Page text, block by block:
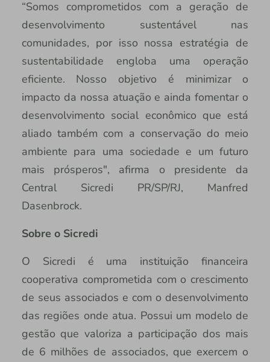
“Somos comprometidos com a geração de
desenvolvimento sustentável nas
comunidades, por isso nossa estratégia de
sustentabilidade engloba uma operação
eficiente. Nosso objetivo é minimizar o
impacto da nossa atuação e ainda fomentar o
desenvolvimento social econômico que está
aliado também com a conservação do meio
ambiente para uma sociedade e um futuro
mais prósperos", afirma o presidente da
Central Sicredi PR/SP/RJ, Manfred
Dasenbrock.
Sobre o Sicredi
O Sicredi é uma instituição financeira
cooperativa comprometida com o crescimento
de seus associados e com o desenvolvimento
das regiões onde atua. Possui um modelo de
gestão que valoriza a participação dos mais
de 6 milhões de associados, que exercem o